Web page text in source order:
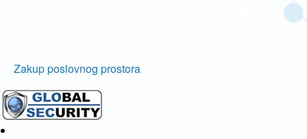
Zakup poslovnog prostora